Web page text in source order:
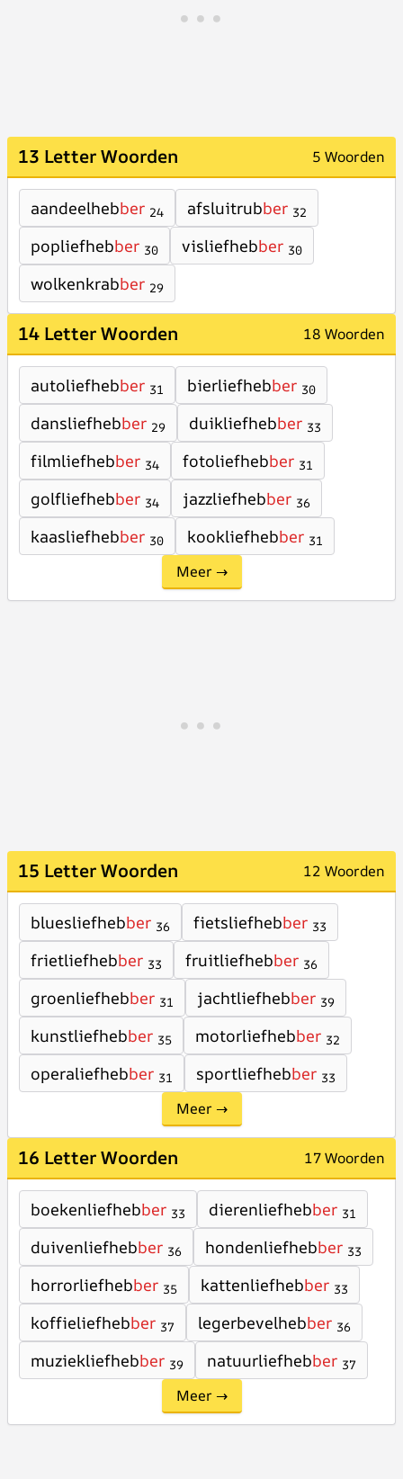
13 Letter Woorden 5 Woorden
aandeelhebber 24 afsluitrubber 32
popliefhebber 30 visliefhebber 30
wolkenkrabber 29
14 Letter Woorden 18 Woorden
autoliefhebber 31 bierliefhebber 30
dansliefhebber 29 duikliefhebber 33
filmliefhebber 34 fotoliefhebber 31
golfliefhebber 34 jazzliefhebber 36
kaasliefhebber 30 kookliefhebber 31
Meer →
15 Letter Woorden 12 Woorden
bluesliefhebber 36 fietsliefhebber 33
frietliefhebber 33 fruitliefhebber 36
groenliefhebber 31 jachtliefhebber 39
kunstliefhebber 35 motorliefhebber 32
operaliefhebber 31 sportliefhebber 33
Meer →
16 Letter Woorden 17 Woorden
boekenliefhebber 33 dierenliefhebber 31
duivenliefhebber 36 hondenliefhebber 33
horrorliefhebber 35 kattenliefhebber 33
koffieliefhebber 37 legerbevelhebber 36
muziekliefhebber 39 natuurliefhebber 37
Meer →